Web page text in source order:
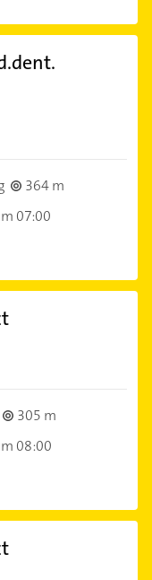
364 m
07:00
305 m
08:00